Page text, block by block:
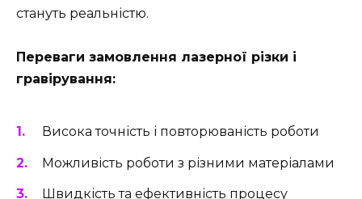
стануть реальністю.
Переваги замовлення лазерної різки і
гравірування:
Висока точність і повторюваність роботи
Можливість роботи з різними матеріалами
Швидкість та ефективність процесу